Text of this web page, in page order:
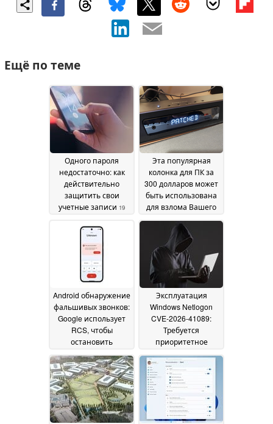
Ещё по теме
Одного пароля
недостаточно: как
действительно
защитить свои
учетные записи 19
Эта популярная
колонка для ПК за
300 долларов может
быть использована
для взлома Вашего
к ней не будет
2026
Android обнаружение
фальшивых звонков:
Google использует
RCS, чтобы
остановить
искусственным
интеллектом03 June
2026
Эксплуатация
Windows Netlogon
CVE-2026-41089:
Требуется
приоритетное
03 June
2026